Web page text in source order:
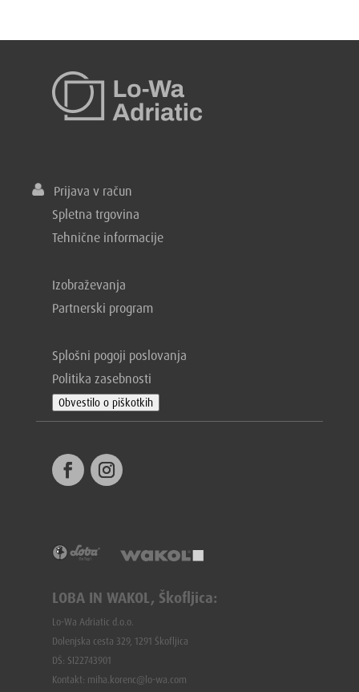
Prijava v račun
Spletna trgovina
Tehnične informacije
Izobraževanja
Partnerski program
Splošni pogoji poslovanja
Politika zasebnosti
Obvestilo o piškotkih
LOBA IN WAKOL, Škofljica:
Lo-Wa Adriatic d.o.o.
Dolenjska cesta 329, 1291 Škofljica
DŠ: SI22743901
Kontakt: miha.korenc@lo-wa.com